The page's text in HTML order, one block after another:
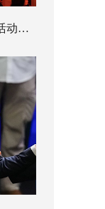
第38届大众电影百花奖系列活动开幕